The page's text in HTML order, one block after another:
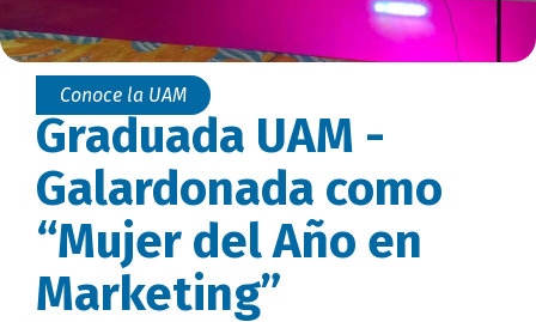
Conoce la UAM
Graduada UAM -
Galardonada como
“Mujer del Año en
Marketing”